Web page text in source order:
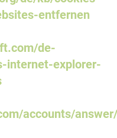
entfernen
de-
internet-explorer-
accounts/